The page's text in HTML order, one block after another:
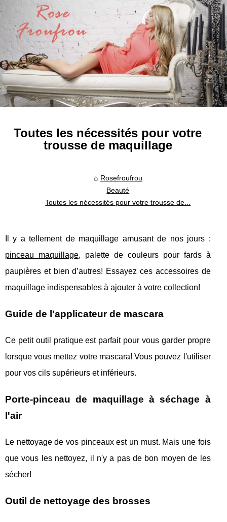
Toutes les nécessités pour votre
trousse de maquillage
Rosefroufrou
Beauté
Toutes les nécessités pour votre trousse de...
Il y a tellement de maquillage amusant de nos jours :
pinceau maquillage, palette de couleurs pour fards à
paupières et bien d’autres! Essayez ces accessoires de
maquillage indispensables à ajouter à votre collection!
Guide de l'applicateur de mascara
Ce petit outil pratique est parfait pour vous garder propre
lorsque vous mettez votre mascara! Vous pouvez l'utiliser
pour vos cils supérieurs et inférieurs.
Porte-pinceau de maquillage à séchage à
l'air
Le nettoyage de vos pinceaux est un must. Mais une fois
que vous les nettoyez, il n'y a pas de bon moyen de les
sécher!
Outil de nettoyage des brosses